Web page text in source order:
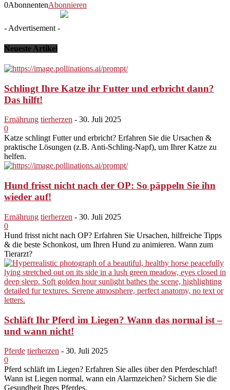
0AbonnentenAbonnieren
- Advertisement -
Neueste Artikel
Schlingt Ihre Katze ihr Futter und erbricht dann?
Das hilft!
Ernährung tierherzen - 30. Juli 2025
0
Katze schlingt Futter und erbricht? Erfahren Sie die Ursachen &
praktische Lösungen (z.B. Anti-Schling-Napf), um Ihrer Katze zu
helfen.
Hund frisst nicht nach der OP: So päppeln Sie ihn
wieder auf!
Ernährung tierherzen - 30. Juli 2025
0
Hund frisst nicht nach OP? Erfahren Sie Ursachen, hilfreiche Tipps
& die beste Schonkost, um Ihren Hund zu animieren. Wann zum
Tierarzt?
Schläft Ihr Pferd im Liegen? Wann das normal ist –
und wann nicht!
Pferde tierherzen - 30. Juli 2025
0
Pferd schläft im Liegen? Erfahren Sie alles über den Pferdeschlaf!
Wann ist Liegen normal, wann ein Alarmzeichen? Sichern Sie die
Gesundheit Ihres Pferdes.